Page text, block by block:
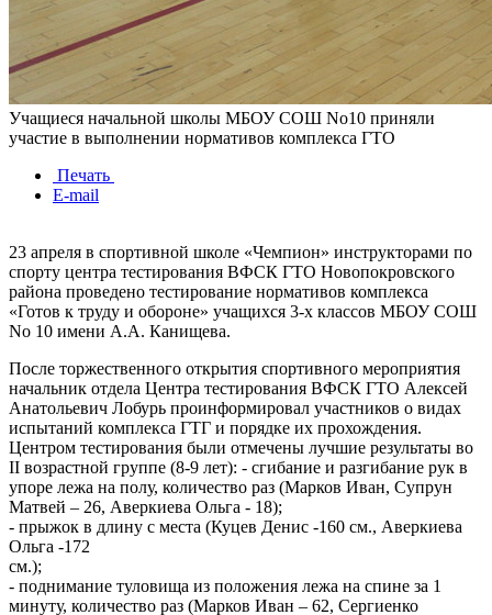
Учащиеся начальной школы МБОУ СОШ No10 приняли
участие в выполнении нормативов комплекса ГТО
Печать
E-mail
23 апреля в спортивной школе «Чемпион» инструкторами по
спорту центра тестирования ВФСК ГТО Новопокровского
района проведено тестирование нормативов комплекса
«Готов к труду и обороне» учащихся 3-х классов МБОУ СОШ
No 10 имени А.А. Канищева.
После торжественного открытия спортивного мероприятия
начальник отдела Центра тестирования ВФСК ГТО Алексей
Анатольевич Лобурь проинформировал участников о видах
испытаний комплекса ГТГ и порядке их прохождения.
Центром тестирования были отмечены лучшие результаты во
II возрастной группе (8-9 лет): - сгибание и разгибание рук в
упоре лежа на полу, количество раз (Марков Иван, Супрун
Матвей – 26, Аверкиева Ольга - 18);
- прыжок в длину с места (Куцев Денис -160 см., Аверкиева
Ольга -172
см.);
- поднимание туловища из положения лежа на спине за 1
минуту, количество раз (Марков Иван – 62, Сергиенко